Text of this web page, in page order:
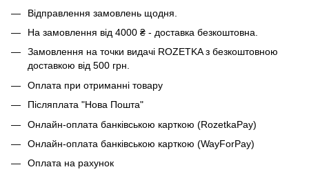
Відправлення замовлень щодня.
На замовлення від 4000 ₴ - доставка безкоштовна.
Замовлення на точки видачі ROZETKA з безкоштовною
доставкою від 500 грн.
Оплата при отриманні товару
Післяплата "Нова Пошта"
Онлайн-оплата банківською карткою (RozetkaPay)
Онлайн-оплата банківською карткою (WayForPay)
Оплата на рахунок